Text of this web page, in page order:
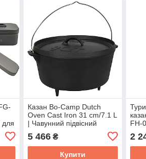
для
Казан Bo-Camp Dutch
Oven Cast Iron 31 cm/7.1 L
| Чавунний підвісний
приготування їжі на вогні
5 466₴
Купити
FH-
2